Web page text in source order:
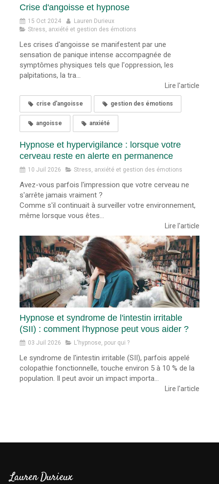
Crise d'angoisse et hypnose
15 Oct 2024
Lauren Durieux
Stress, anxiété et gestion des émotions
Les crises d'angoisse se manifestent par une
sensation de panique intense accompagnée de
symptômes physiques tels que l'oppression, les
palpitations, la tra...
Lire l'article
crise d'angoisse gestion des émotions
angoisse anxiété
Hypnose et hypervigilance : lorsque votre
cerveau reste en alerte en permanence
10 Juil 2026 Stress, anxiété et gestion des émotions
Avez-vous parfois l'impression que votre cerveau ne
s'arrête jamais vraiment ?
Comme s'il continuait à surveiller votre environnement,
même lorsque vous êtes...
Lire l'article
Hypnose et syndrome de l'intestin irritable
(SII) : comment l'hypnose peut vous aider ?
03 Juil 2026 L'hypnose, pour qui ?
Le syndrome de l'intestin irritable (SII), parfois appelé
colopathie fonctionnelle, touche environ 5 à 10 % de la
population. Il peut avoir un impact importa...
Lire l'article
Lauren Durieux